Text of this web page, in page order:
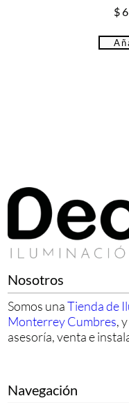
$
Nosotros
Somos unaTienda de
Monterrey Cumbres, y
asesoría, venta e
Navegación